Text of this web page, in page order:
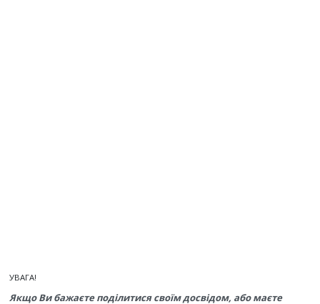
УВАГА!
Якщо Ви бажаєте поділитися своїм досвідом, або маєте